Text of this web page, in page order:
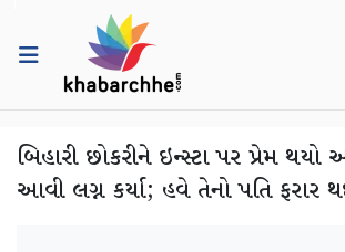
બિહારી છોકરીને ઇન્સ્ટા પર પ્રેમ
આવી લગ્ન કર્યા; હવે તેનો પતિ ફરાર